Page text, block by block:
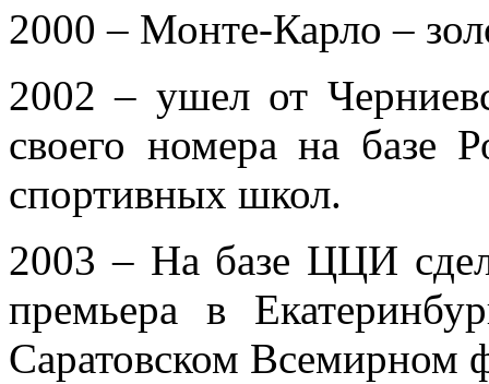
2000 – Монте-Карло –
2002 – ушел от
своего номера на базе
спортивных школ.
2003 – На базе ЦЦИ
премьера в
Саратовском Всемирном